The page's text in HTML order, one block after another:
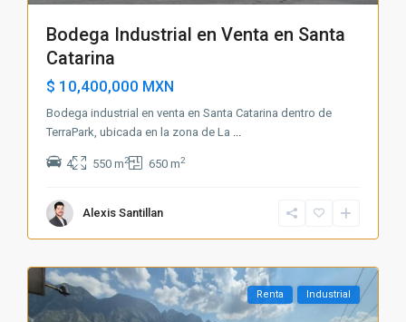
Bodega Industrial en Venta en Santa
Catarina
$ 10,400,000 MXN
Bodega industrial en venta en Santa Catarina dentro de
TerraPark, ubicada en la zona de La
4 550 m2 650 m2
Alexis Santillan
Renta Industrial